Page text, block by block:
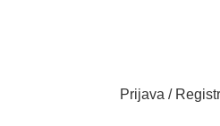
Prijava /